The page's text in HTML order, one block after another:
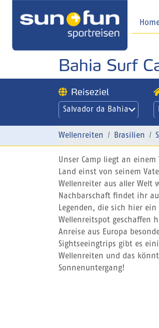
Bahia Surf
Reiseziel
Salvador da Bahia
Wellenreiten Brasilien
Unser Camp liegt an
Land einst von seinem
Wellenreiter aus aller Welt
Nachbarschaft findet ihr
Legenden, die sich hier
Wellenreitspot geschaffen
Anreise aus Europa
Sightseeingtrips gibt es
Wellenreiten und das
Sonnenuntergang!